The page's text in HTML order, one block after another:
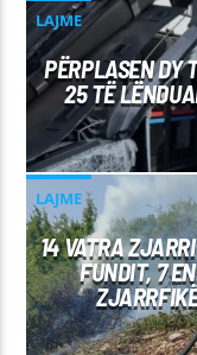
LAJME
PËRPLASEN DY
25 TË
LAJME
14 VATRA
FUNDIT, 7